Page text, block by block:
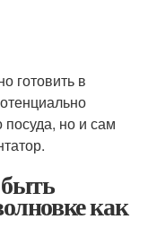
готовить в
но и сам
как